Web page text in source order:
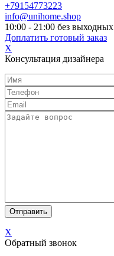
+79154773223
info@unihome.shop
10:00 - 21:00 без выходных
Доплатить готовый заказ
X
Консультация дизайнера
X
Обратный звонок